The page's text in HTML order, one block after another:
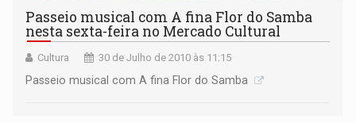
Passeio musical com A fina Flor do Samba
nesta sexta-feira no Mercado Cultural
Cultura 30 de Julho de 2010 às 11:15
Passeio musical com A fina Flor do Samba